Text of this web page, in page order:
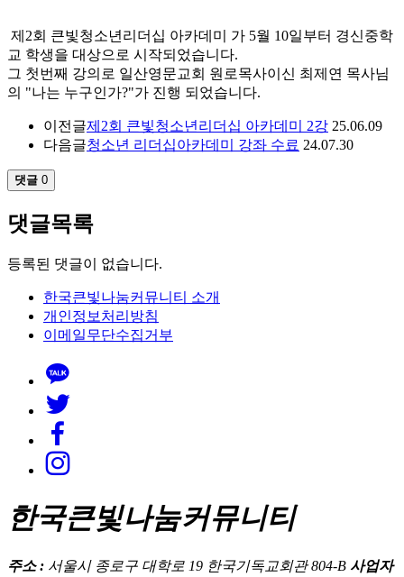
제2회 큰빛청소년리더십 아카데미 가 5월 10일부터 경신중학
교 학생을 대상으로 시작되었습니다.
그 첫번째 강의로 일산영문교회 원로목사이신 최제연 목사님
의 "나는 누구인가?"가 진행 되었습니다.
이전글제2회 큰빛청소년리더십 아카데미 2강 25.06.09
다음글청소년 리더십아카데미 강좌 수료 24.07.30
댓글 0
댓글목록
등록된 댓글이 없습니다.
한국큰빛나눔커뮤니티 소개
개인정보처리방침
이메일무단수집거부
한국큰빛나눔커뮤니티
주소 : 서울시 종로구 대학로 19 한국기독교회관 804-B 사업자